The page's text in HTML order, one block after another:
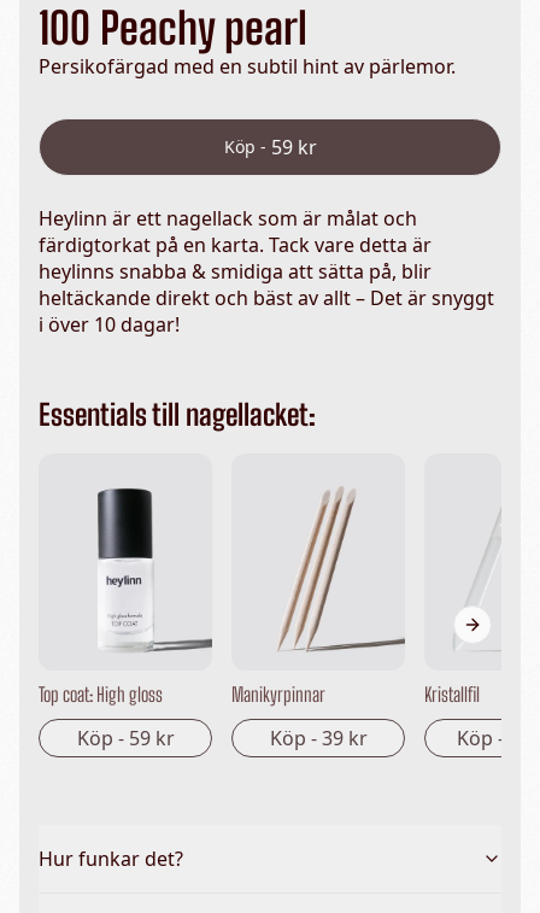
100 Peachy pearl
Persikofärgad med en subtil hint av pärlemor.
Köp - 59 kr
Heylinn är ett nagellack som är målat och
färdigtorkat på en karta. Tack vare detta är
heylinns snabba & smidiga att sätta på, blir
heltäckande direkt och bäst av allt – Det är snyggt
i över 10 dagar!
Essentials till nagellacket:
Top coat: High gloss
Köp - 59 kr
Manikyrpinnar
Köp -39 kr
Kristallfil
Köp -
Next
Hur funkar det?